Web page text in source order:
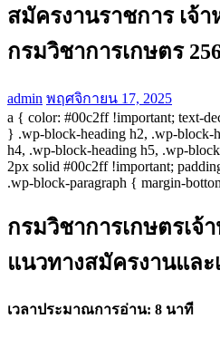
สมัครงานราชการ เจ้
กรมวิชาการเกษตร
admin พฤศจิกายน 17, 2025
a { color: #00c2ff !important; text-
} .wp-block-heading h2, .wp-block-
h4, .wp-block-heading h5, .wp-
2px solid #00c2ff !important;
.wp-block-paragraph { margin-
กรมวิชาการเกษตรเจ้
แนวทางสมัครงานแล
เวลาประมาณการอ่าน: 8 นาที